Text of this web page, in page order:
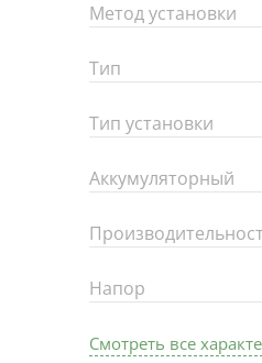
Метод установки
Тип
Тип установки
Аккумуляторный
Напор
Смотреть все